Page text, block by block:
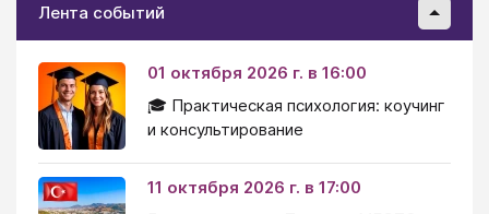
Лента событий
01 октября 2026 г. в 16:00
🎓 Практическая психология: коучинг
и консультирование
11 октября 2026 г. в 17:00